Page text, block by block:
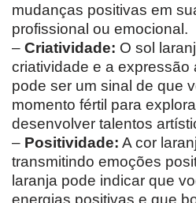
mudanças positivas em
profissional ou emocional.
– Criatividade: O sol
criatividade e a expressão
pode ser um sinal de que
momento fértil para
desenvolver talentos
– Positividade: A cor
transmitindo emoções
laranja pode indicar que
energias positivas e que